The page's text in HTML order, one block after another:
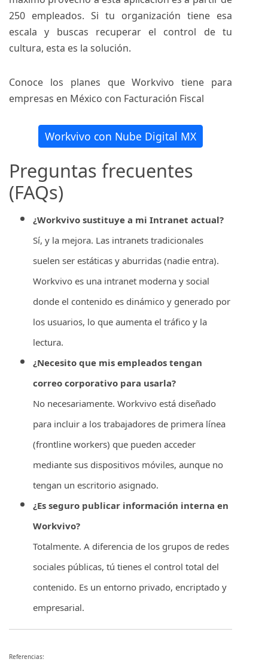
250 empleados. Si tu organización tiene esa
escala y buscas recuperar el control de tu
cultura, esta es la solución.
Conoce los planes que Workvivo tiene para
empresas en México con Facturación Fiscal
Workvivo con Nube Digital MX
Preguntas frecuentes
(FAQs)
¿Workvivo sustituye a mi Intranet actual?
Sí, y la mejora. Las intranets tradicionales
suelen ser estáticas y aburridas (nadie entra).
Workvivo es una intranet moderna y social
donde el contenido es dinámico y generado por
los usuarios, lo que aumenta el tráfico y la
lectura.
¿Necesito que mis empleados tengan
correo corporativo para usarla?
No necesariamente. Workvivo está diseñado
para incluir a los trabajadores de primera línea
(frontline workers) que pueden acceder
mediante sus dispositivos móviles, aunque no
tengan un escritorio asignado.
¿Es seguro publicar información interna en
Workvivo?
Totalmente. A diferencia de los grupos de redes
sociales públicas, tú tienes el control total del
contenido. Es un entorno privado, encriptado y
empresarial.
Referencias: